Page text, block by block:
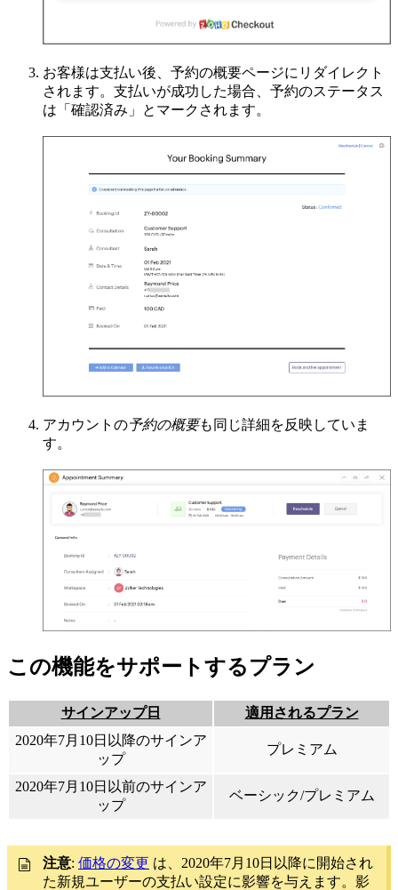
お客様は支払い後、予約の概要ページにリダイレクト
されます。支払いが成功した場合、予約のステータス
は「 確認済み」とマークされます。
アカウントの予約の概要も同じ詳細を反映していま
す。
この機能をサポートするプラン
サインアップ日
適用されるプラン
2020年7月10日以降のサインア
ップ
プレミアム
2020年7月10日以前のサインア
ップ
ベーシック/プレミアム
注意: 価格の変更 は、2020年7月10日以降に開始され
た新規ユーザーの支払い設定に影響を与えます。影